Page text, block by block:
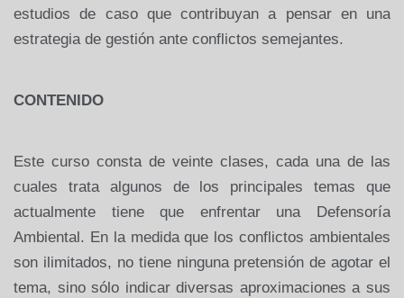
estudios de caso que contribuyan a pensar en una
estrategia de gestión ante conflictos semejantes.
CONTENIDO
Este curso consta de veinte clases, cada una de las
cuales trata algunos de los principales temas que
actualmente tiene que enfrentar una Defensoría
Ambiental. En la medida que los conflictos ambientales
son ilimitados, no tiene ninguna pretensión de agotar el
tema, sino sólo indicar diversas aproximaciones a sus